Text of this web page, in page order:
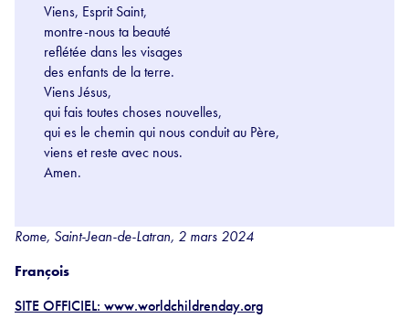
Viens, Esprit Saint,
montre-nous ta beauté
reflétée dans les visages
des enfants de la terre.
Viens Jésus,
qui fais toutes choses nouvelles,
qui es le chemin qui nous conduit au Père,
viens et reste avec nous.
Amen.
Rome, Saint-Jean-de-Latran, 2 mars 2024
François
SITE OFFICIEL: www.worldchildrenday.org